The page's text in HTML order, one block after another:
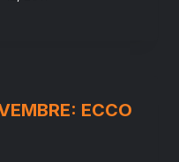
ECCO